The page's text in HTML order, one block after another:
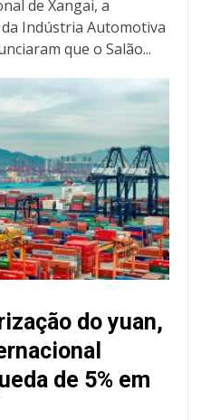
de Xangai, a
da Indústria Automotiva
que o Salão...
do yuan,
de 5% em